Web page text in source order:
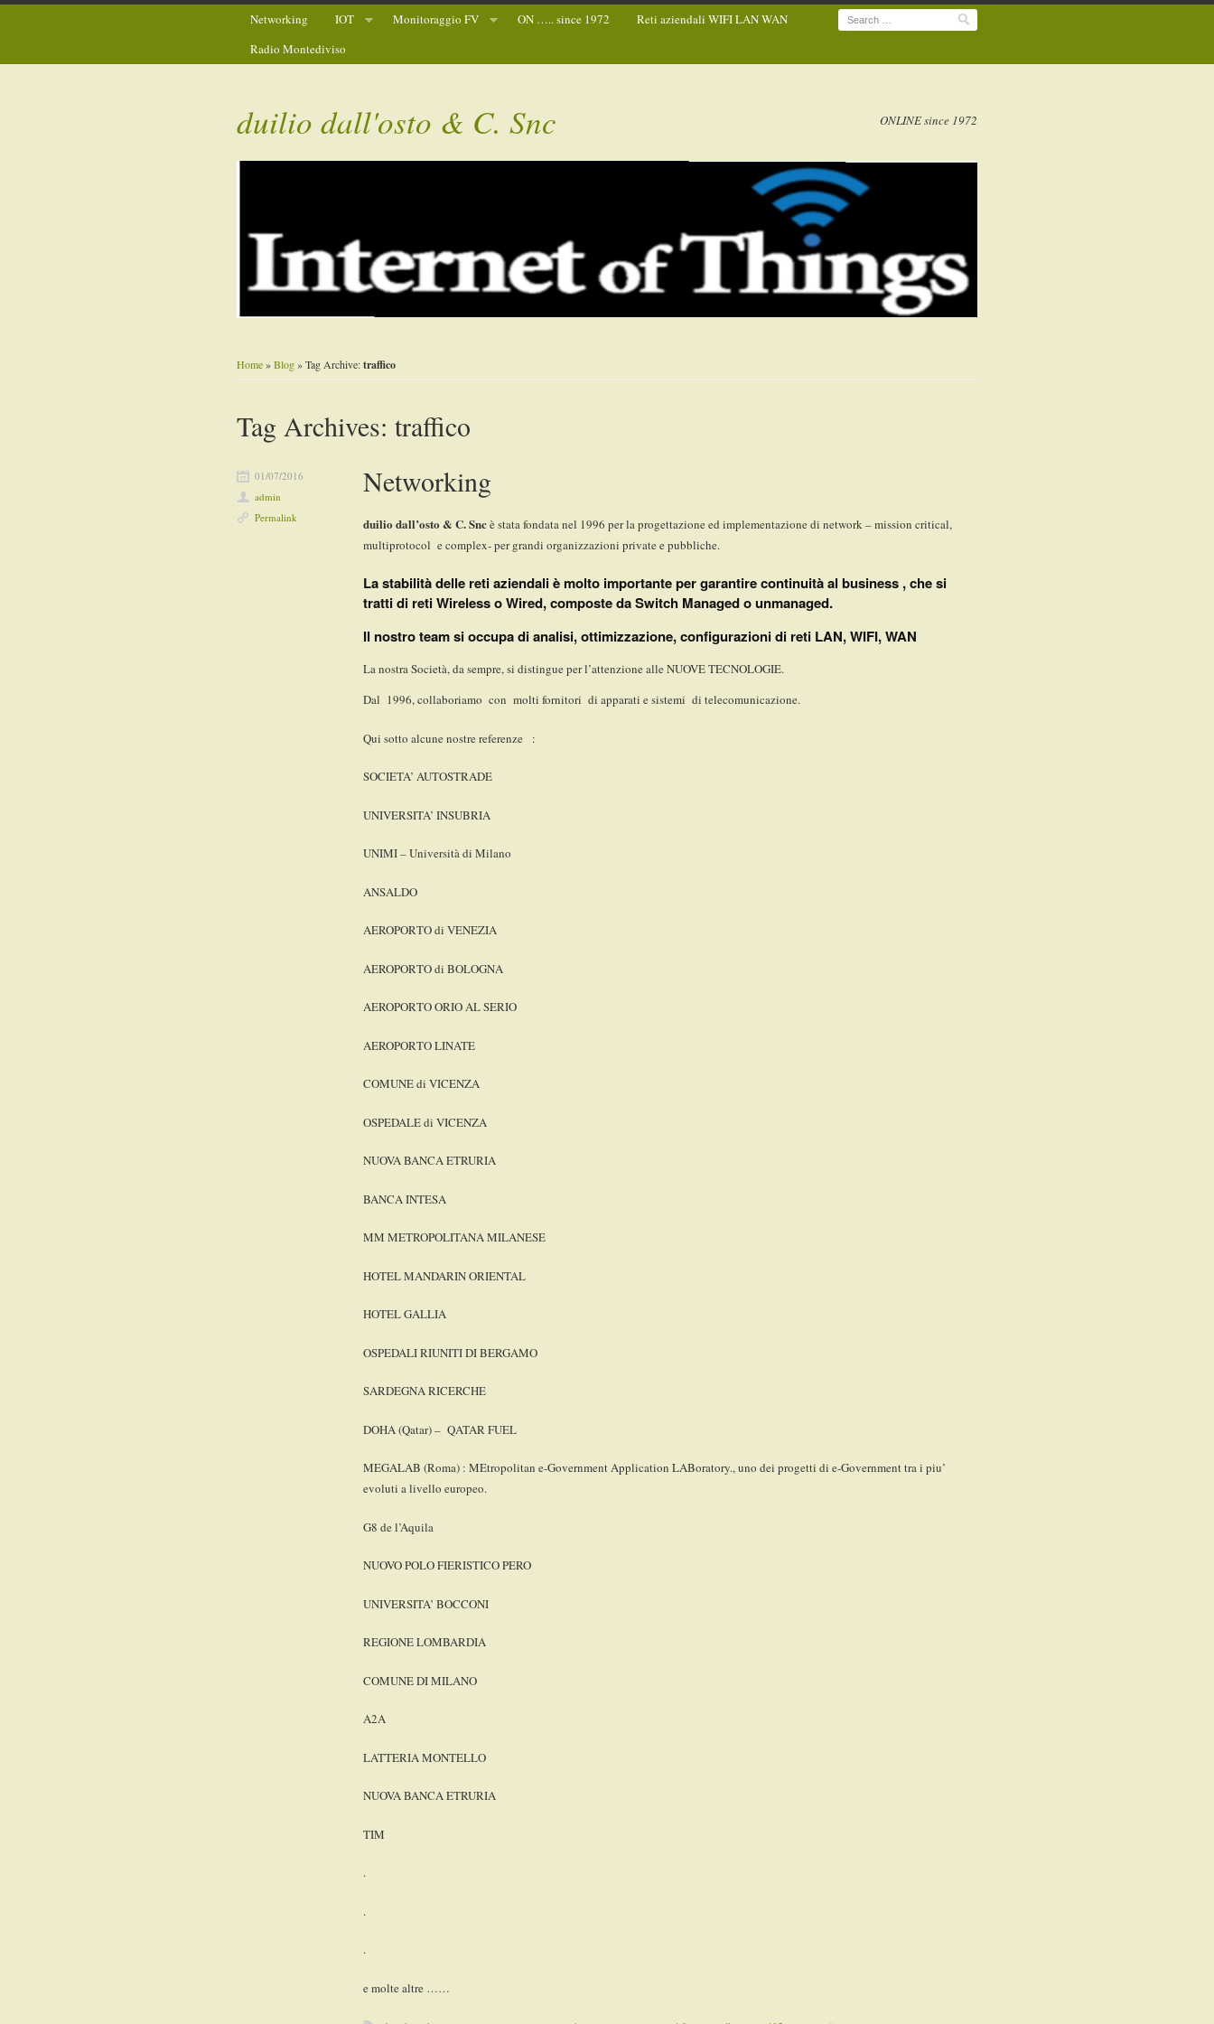
Networking IOT Monitoraggio FV ON ….. since 1972
Reti aziendali WIFI LAN WAN
Radio Montediviso
Search
duilio dall'osto & C. Snc ONLINE since 1972
Home»Blog» Tag Archive:traffico
Tag Archives:traffico
Networking
duilio dall’osto & C. Sncè stata fondata nel 1996 per la progettazione ed implementazione di network – mission critical,
multiprotocol e complex- per grandi organizzazioni private e pubbliche.
La stabilità delle reti aziendali è molto importante per garantire continuità al business , che si
tratti di reti Wireless o Wired, composte da Switch Managed o unmanaged.
Il nostro team si occupa di analisi, ottimizzazione, configurazioni di reti LAN, WIFI, WAN
La nostra Società, da sempre, si distingue per l’attenzione alle NUOVE TECNOLOGIE.
Dal 1996, collaboriamo con molti fornitori di apparati e sistemi di telecomunicazione.
Qui sotto alcune nostre referenze :
SOCIETA’ AUTOSTRADE
UNIVERSITA’ INSUBRIA
UNIMI – Università di Milano
ANSALDO
AEROPORTO di VENEZIA
AEROPORTO di BOLOGNA
AEROPORTO ORIO AL SERIO
AEROPORTO LINATE
COMUNE di VICENZA
OSPEDALE di VICENZA
NUOVA BANCA ETRURIA
BANCA INTESA
MM METROPOLITANA MILANESE
HOTEL MANDARIN ORIENTAL
HOTEL GALLIA
OSPEDALI RIUNITI DI BERGAMO
SARDEGNA RICERCHE
DOHA (Qatar) – QATAR FUEL
MEGALAB (Roma) : MEtropolitan e-Government Application LABoratory., uno dei progetti di e-Government tra i piu’
evoluti a livello europeo.
G8 de l’Aquila
NUOVO POLO FIERISTICO PERO
UNIVERSITA’ BOCCONI
REGIONE LOMBARDIA
COMUNE DI MILANO
A2A
LATTERIA MONTELLO
NUOVA BANCA ETRURIA
TIM
.
.
.
e molte altre ……
01/07/2016
admin
Permalink